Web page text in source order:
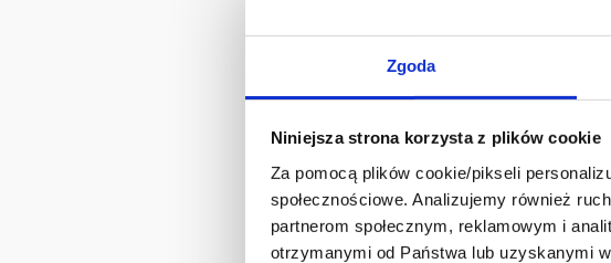
Zgoda
Niniejsza strona korzysta z plików cookie
Za pomocą plików cookie/pikseli
społecznościowe. Analizujemy również
partnerom społecznym, reklamowym i
otrzymanymi od Państwa lub uzyskanymi
Promocja trwa od 20.11 do